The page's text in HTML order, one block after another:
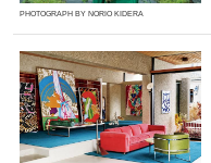
PHOTOGRAPH BY NORIO KIDERA